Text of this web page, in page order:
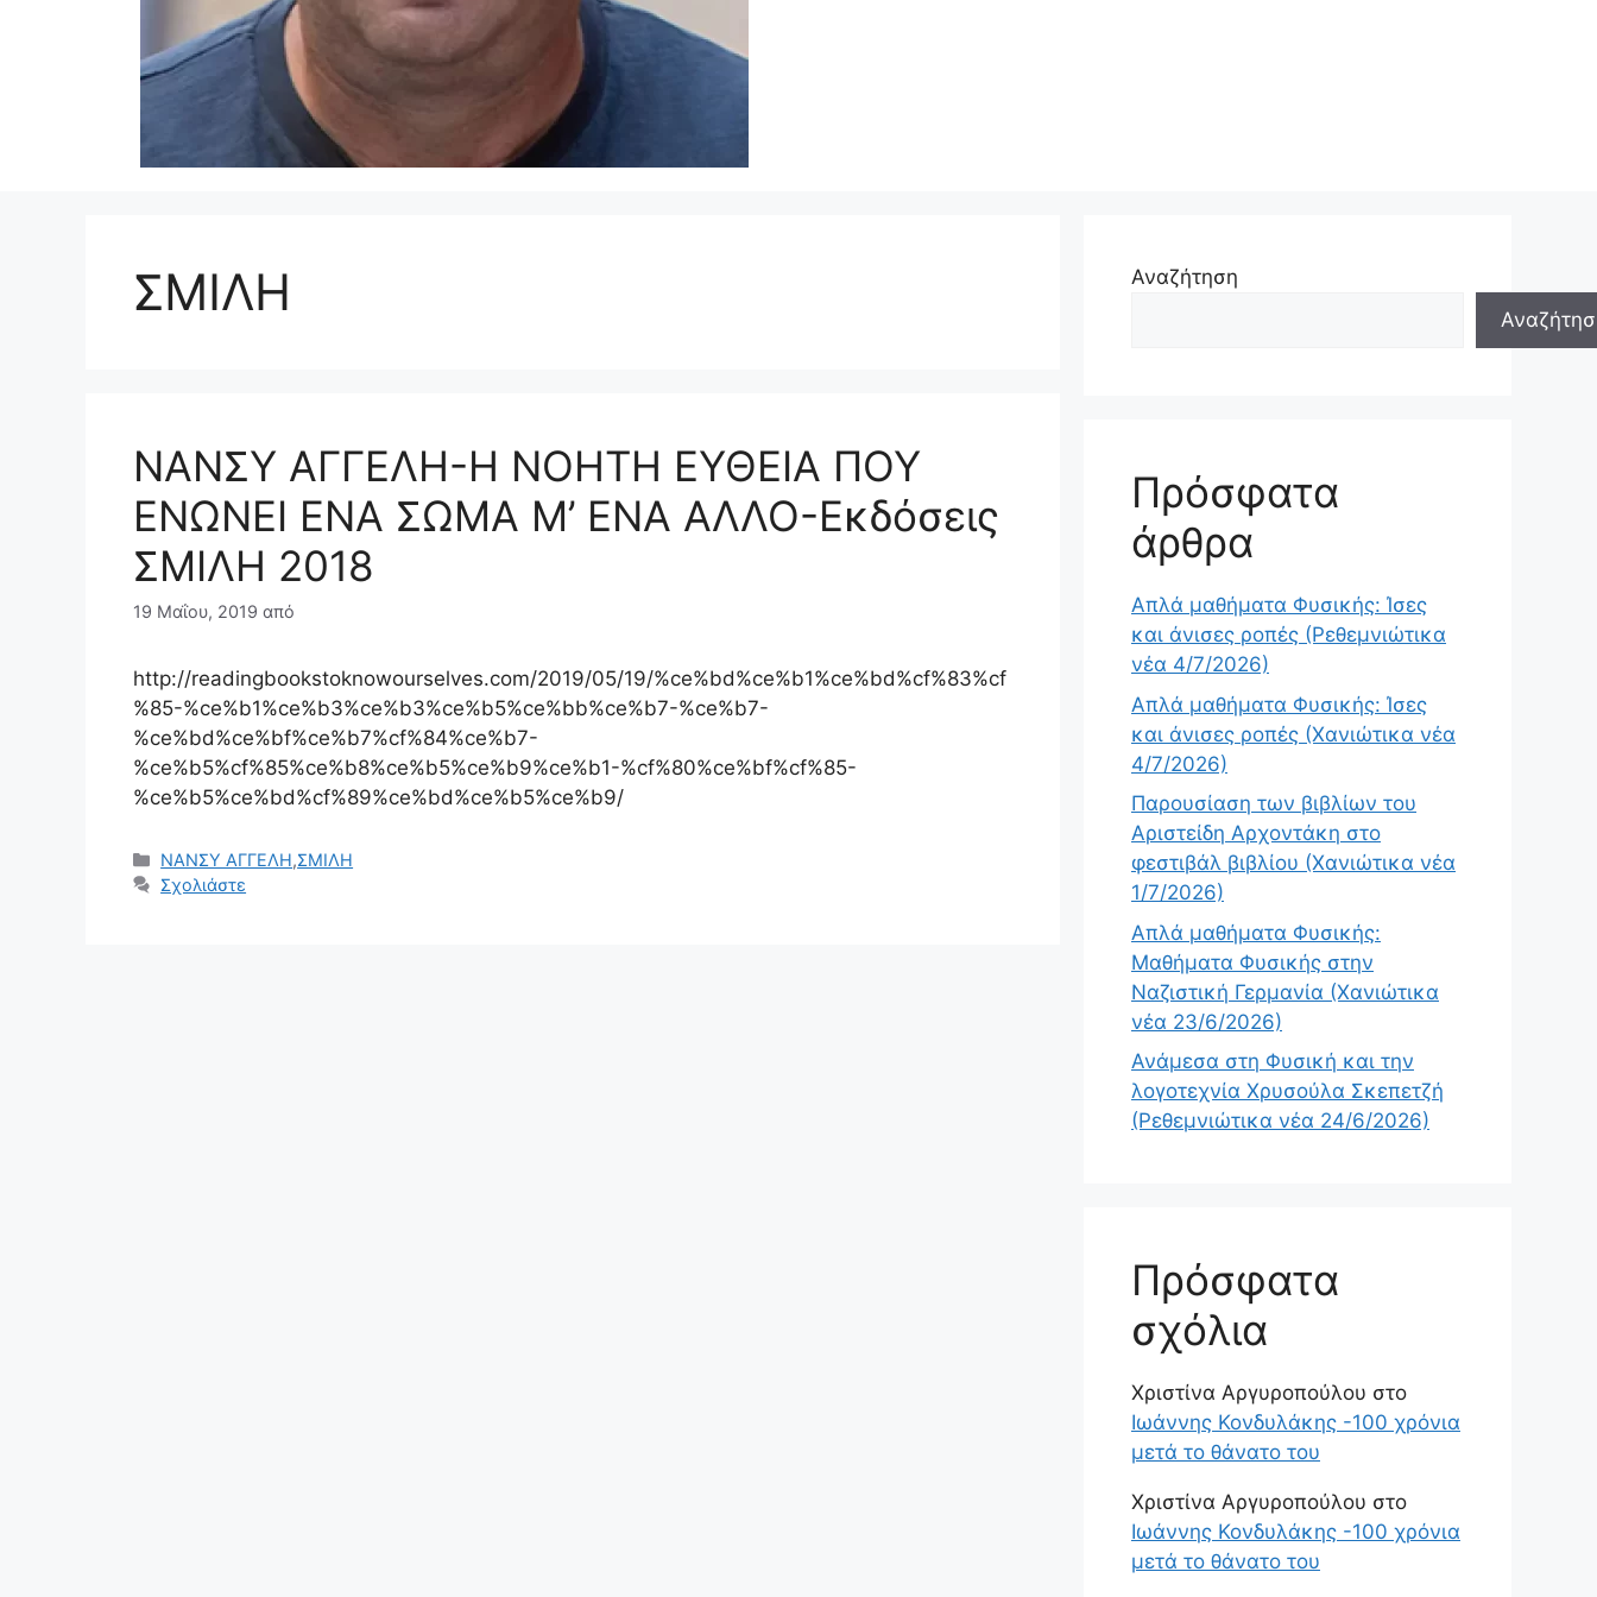
ΣΜΙΛΗ
ΝΑΝΣΥ ΑΓΓΕΛΗ-Η ΝΟΗΤΗ ΕΥΘΕΙΑ ΠΟΥ
ΕΝΩΝΕΙ ΕΝΑ ΣΩΜΑ Μ’ ΕΝΑ ΑΛΛΟ-Εκδόσεις
ΣΜΙΛΗ 2018
19 Μαΐου, 2019 από
http://readingbookstoknowourselves.com/2019/05/19/%ce%bd%ce%b1%ce%bd%cf%83%cf
%85-%ce%b1%ce%b3%ce%b3%ce%b5%ce%bb%ce%b7-%ce%b7-
%ce%bd%ce%bf%ce%b7%cf%84%ce%b7-
%ce%b5%cf%85%ce%b8%ce%b5%ce%b9%ce%b1-%cf%80%ce%bf%cf%85-
%ce%b5%ce%bd%cf%89%ce%bd%ce%b5%ce%b9/
Κατηγορίες
ΝΑΝΣΥ ΑΓΓΕΛΗ,ΣΜΙΛΗ
Σχολιάστε
Αναζήτηση
Πρόσφατα
άρθρα
Απλά μαθήματα Φυσικής: Ίσες
και άνισες ροπές (Ρεθεμνιώτικα
νέα 4/7/2026)
Απλά μαθήματα Φυσικής: Ίσες
και άνισες ροπές (Χανιώτικα νέα
4/7/2026)
Παρουσίαση των βιβλίων του
Αριστείδη Αρχοντάκη στο
φεστιβάλ βιβλίου (Χανιώτικα νέα
1/7/2026)
Απλά μαθήματα Φυσικής:
Μαθήματα Φυσικής στην
Ναζιστική Γερμανία (Χανιώτικα
νέα 23/6/2026)
Ανάμεσα στη Φυσική και την
λογοτεχνία Χρυσούλα Σκεπετζή
(Ρεθεμνιώτικα νέα 24/6/2026)
Πρόσφατα
σχόλια
Χριστίνα Αργυροπούλου στο
Ιωάννης Κονδυλάκης -100 χρόνια
μετά το θάνατο του
Χριστίνα Αργυροπούλου στο
Ιωάννης Κονδυλάκης -100 χρόνια
μετά το θάνατο του